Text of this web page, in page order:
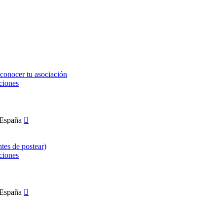
tu asociación
de postear)